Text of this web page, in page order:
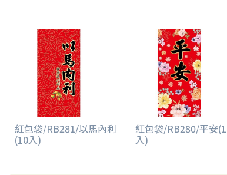
紅包袋/RB281/以馬內利
(10入)
紅包袋/RB280/平安
入)